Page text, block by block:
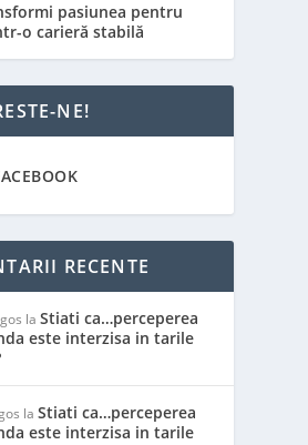
pasiunea pentru
o carieră stabilă
NE!
RECENTE
laStiati ca…perceperea
este interzisa in tarile
laStiati ca…perceperea
este interzisa in tarile